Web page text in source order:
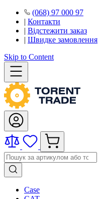
(068) 97 000 97
| Контакти
| Відстежити заказ
| Швидке замовлення
Skip to Content
Case